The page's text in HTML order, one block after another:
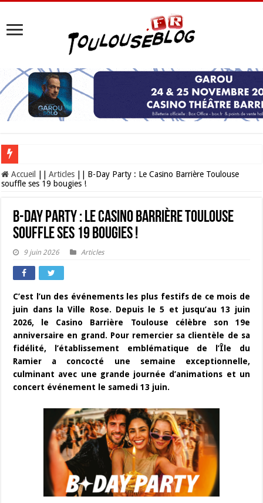
Les Nocturnes de la Cité de l’espace 2026 : l’événement incontournable de
Accueil Articles
B-Day Party : Le Casino Barrière Toulouse
souffle ses 19 bougies !
B-Day Party : Le Casino Barrière Toulouse
souffle ses 19 bougies !
9 juin 2026 Articles
C’est l’un des événements les plus festifs de ce mois de
juin dans la Ville Rose. Depuis le 5 et jusqu’au 13 juin
2026, le Casino Barrière Toulouse célèbre son 19e
anniversaire en grand. Pour remercier sa clientèle de sa
fidélité, l’établissement emblématique de l’Île du
Ramier a concocté une semaine exceptionnelle,
culminant avec une grande journée d’animations et un
concert événement le samedi 13 juin.